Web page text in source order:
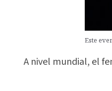
Este
A nivel mundial, el